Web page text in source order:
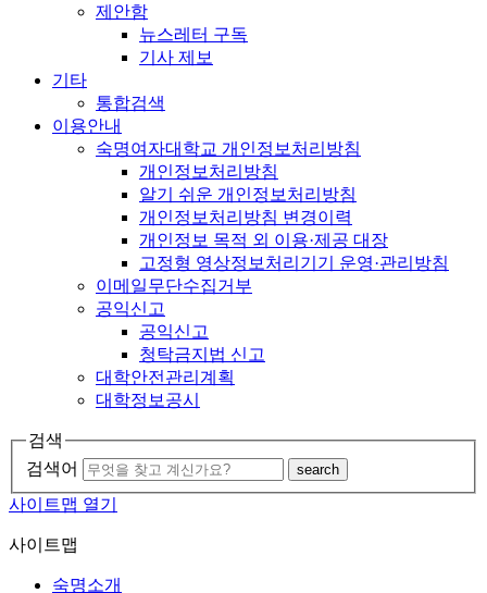
제안함
뉴스레터 구독
기사 제보
기타
통합검색
이용안내
숙명여자대학교 개인정보처리방침
개인정보처리방침
알기 쉬운 개인정보처리방침
개인정보처리방침 변경이력
개인정보 목적 외 이용·제공 대장
고정형 영상정보처리기기 운영·관리방침
이메일무단수집거부
공익신고
공익신고
청탁금지법 신고
대학안전관리계획
대학정보공시
검색
검색어
search
사이트맵 열기
사이트맵
숙명소개